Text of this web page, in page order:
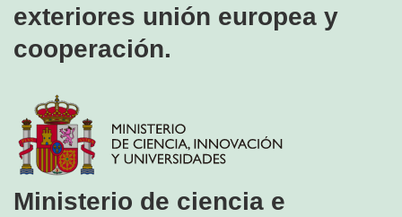
exteriores unión europea y
cooperación.
Ministerio de ciencia e